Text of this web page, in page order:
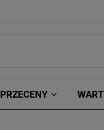
PRZECENY